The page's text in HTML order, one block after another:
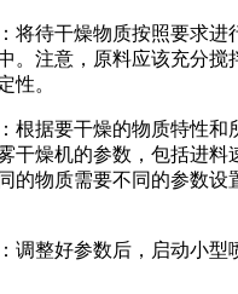
将待干燥物质按照要求进
。注意，原料应该充分搅
性。
根据要干燥的物质特性和
干燥机的参数，包括进料
的物质需要不同的参数设
调整好参数后，启动小型